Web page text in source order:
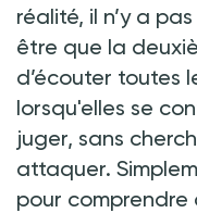
réalité, il n’y a
être que la
d’écouter toutes
lorsqu'elles se
juger, sans
attaquer.
pour comprendre